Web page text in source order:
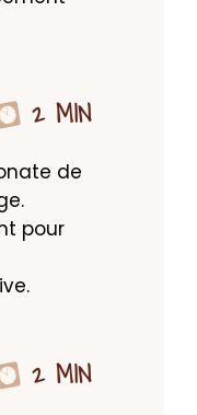
2 MIN
de
pour
2 MIN